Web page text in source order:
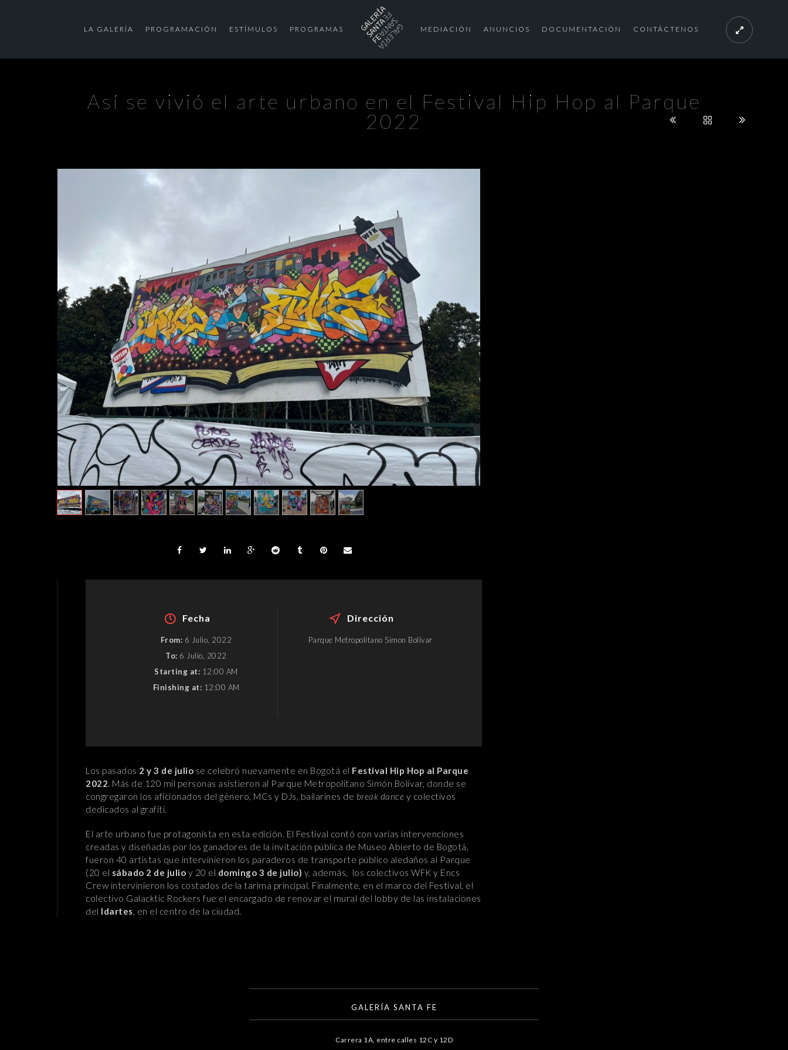
LA GALERÍA PROGRAMACIÓN ESTÍMULOS PROGRAMAS MEDIACIÓN ANUNCIOS DOCUMENTACIÓN CONTÁCTENOS
Así se vivió el arte urbano en el Festival Hip Hop al Parque
2022
Fecha
From: 6 Julio, 2022
To: 6 Julio, 2022
Starting at: 12:00 AM
Finishing at: 12:00 AM
Dirección
Parque Metropolitano Simon Bolívar
Los pasados 2 y 3 de julio se celebró nuevamente en Bogotá el Festival Hip Hop al Parque
2022. Más de 120 mil personas asistieron al Parque Metropolitano Simón Bolívar, donde se
congregaron los aficionados del género, MCs y DJs, bailarines de break dance y colectivos
dedicados al grafiti.
El arte urbano fue protagonista en esta edición. El Festival contó con varias intervenciones
creadas y diseñadas por los ganadores de la invitación pública de Museo Abierto de Bogotá,
fueron 40 artistas que intervinieron los paraderos de transporte público aledaños al Parque
(20 el sábado 2 de julio y 20 el domingo 3 de julio) y, además, los colectivos WFK y Encs
Crew intervinieron los costados de la tarima principal. Finalmente, en el marco del Festival, el
colectivo Galacktic Rockers fue el encargado de renovar el mural del lobby de las instalaciones
del Idartes, en el centro de la ciudad.
GALERÍA SANTA FE
Carrera 1A, entre calles 12C y 12D